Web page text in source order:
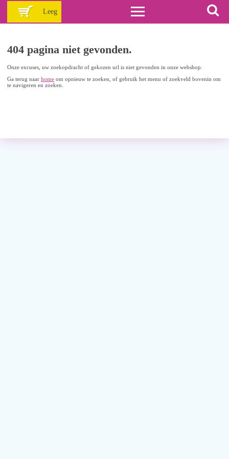
Leeg
404 pagina niet gevonden.
Onze excuses, uw zoekopdracht of gekozen url is niet gevonden in onze webshop.
Ga terug naar home om opnieuw te zoeken, of gebruik het menu of zoekveld bovenin om
te navigeren en zoeken.